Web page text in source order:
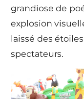
grandiose de
explosion
laissé des
spectateurs.